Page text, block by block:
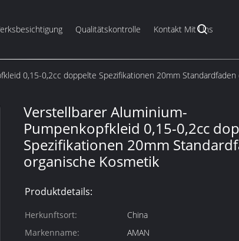
Qualitätskontrolle Kontakt Mit Uns
0,15-0,2cc doppelte Spezifikationen 20mm
Verstellbarer Aluminium-
Pumpenkopfkleid 0,15-0,2cc
Spezifikationen 20mm
organische Kosmetik
Produktdetails:
Herkunftsort:
China
Markenname:
AMAN